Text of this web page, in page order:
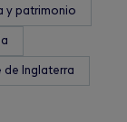
y patrimonio
de Inglaterra